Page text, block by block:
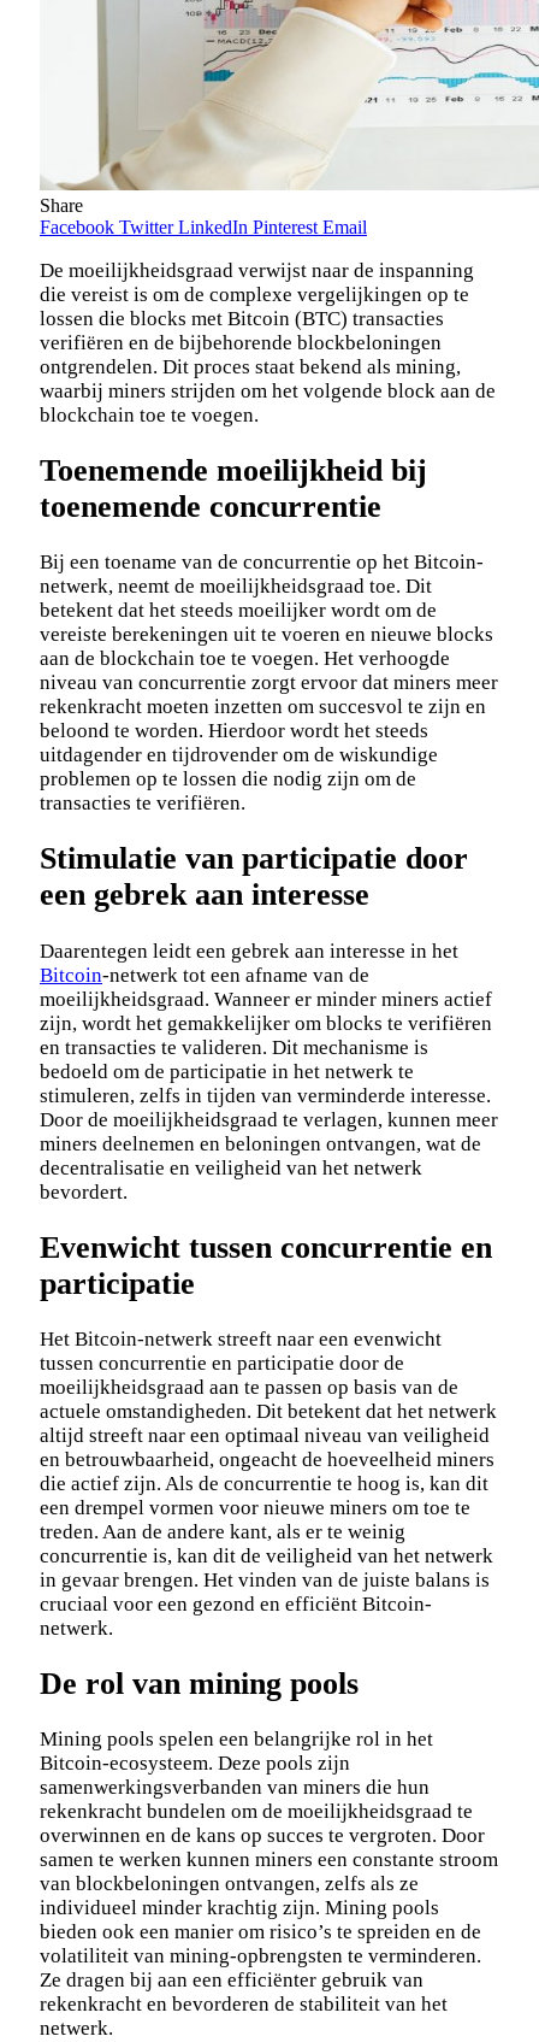
Share
Facebook Twitter LinkedIn Pinterest Email
De moeilijkheidsgraad verwijst naar de inspanning
die vereist is om de complexe vergelijkingen op te
lossen die blocks met Bitcoin (BTC) transacties
verifiëren en de bijbehorende blockbeloningen
ontgrendelen. Dit proces staat bekend als mining,
waarbij miners strijden om het volgende block aan de
blockchain toe te voegen.
Toenemende moeilijkheid bij
toenemende concurrentie
Bij een toename van de concurrentie op het Bitcoin-
netwerk, neemt de moeilijkheidsgraad toe. Dit
betekent dat het steeds moeilijker wordt om de
vereiste berekeningen uit te voeren en nieuwe blocks
aan de blockchain toe te voegen. Het verhoogde
niveau van concurrentie zorgt ervoor dat miners meer
rekenkracht moeten inzetten om succesvol te zijn en
beloond te worden. Hierdoor wordt het steeds
uitdagender en tijdrovender om de wiskundige
problemen op te lossen die nodig zijn om de
transacties te verifiëren.
Stimulatie van participatie door
een gebrek aan interesse
Daarentegen leidt een gebrek aan interesse in het
Bitcoin-netwerk tot een afname van de
moeilijkheidsgraad. Wanneer er minder miners actief
zijn, wordt het gemakkelijker om blocks te verifiëren
en transacties te valideren. Dit mechanisme is
bedoeld om de participatie in het netwerk te
stimuleren, zelfs in tijden van verminderde interesse.
Door de moeilijkheidsgraad te verlagen, kunnen meer
miners deelnemen en beloningen ontvangen, wat de
decentralisatie en veiligheid van het netwerk
bevordert.
Evenwicht tussen concurrentie en
participatie
Het Bitcoin-netwerk streeft naar een evenwicht
tussen concurrentie en participatie door de
moeilijkheidsgraad aan te passen op basis van de
actuele omstandigheden. Dit betekent dat het netwerk
altijd streeft naar een optimaal niveau van veiligheid
en betrouwbaarheid, ongeacht de hoeveelheid miners
die actief zijn. Als de concurrentie te hoog is, kan dit
een drempel vormen voor nieuwe miners om toe te
treden. Aan de andere kant, als er te weinig
concurrentie is, kan dit de veiligheid van het netwerk
in gevaar brengen. Het vinden van de juiste balans is
cruciaal voor een gezond en efficiënt Bitcoin-
netwerk.
De rol van mining pools
Mining pools spelen een belangrijke rol in het
Bitcoin-ecosysteem. Deze pools zijn
samenwerkingsverbanden van miners die hun
rekenkracht bundelen om de moeilijkheidsgraad te
overwinnen en de kans op succes te vergroten. Door
samen te werken kunnen miners een constante stroom
van blockbeloningen ontvangen, zelfs als ze
individueel minder krachtig zijn. Mining pools
bieden ook een manier om risico’s te spreiden en de
volatiliteit van mining-opbrengsten te verminderen.
Ze dragen bij aan een efficiënter gebruik van
rekenkracht en bevorderen de stabiliteit van het
netwerk.